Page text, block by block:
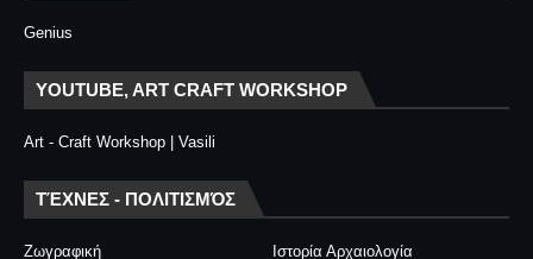
Genius
YOUTUBE, ART CRAFT WORKSHOP
Art - Craft Workshop | Vasili
ΤΈΧΝΕΣ - ΠΟΛΙΤΙΣΜΌΣ
Ζωγραφική
Ιστορία Αρχαιολογία